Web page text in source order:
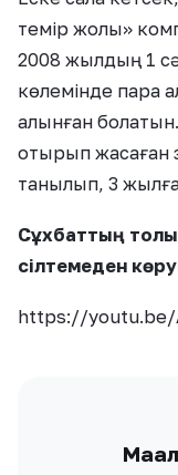
темір жолы»
2008 жылдың 1
көлемінде пара
алынған
отырып жасаған
танылып, 3
Сұхбаттың
сілтемеден
https://youtu.be/